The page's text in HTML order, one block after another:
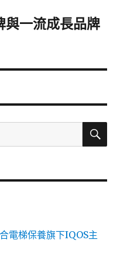
與一流成長品牌
搜
電梯保養旗下IQOS主